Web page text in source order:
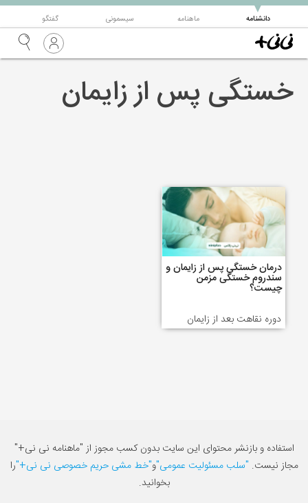
دانشنامه
▼ ماهنامه سیسمونی گفتگو
خستگی پس از زایمان
درمان خستگی پس از زایمان و
سندروم خستگی مزمن
چیست؟
دوره نقاهت بعد از زایمان
استفاده و بازنشر محتوای این سایت بدون کسب مجوز از "ماهنامه نی نی+"
مجاز نیست. "سلب مسئولیت عمومی"و"خط مشی حریم خصوصی نی نی+"را
بخوانید.